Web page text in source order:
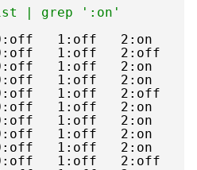
| grep ':on'
0:off   1:off   2:on
0:off   1:off   2:off
1:off   2:on
0:off   1:off   2:on
0:off   1:off   2:off
0:off   1:off   2:on
1:off   2:on
0:off   1:off   2:on
1:off   2:on
0:off   1:off   2:off